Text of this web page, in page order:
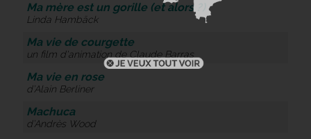
Ma mère est un gorille (et alors ?)
Linda Hambäck
Ma vie de courgette
un film d'animation de Claude Barras
Ma vie en rose
d’Alain Berliner
Machuca
d’Andrès Wood